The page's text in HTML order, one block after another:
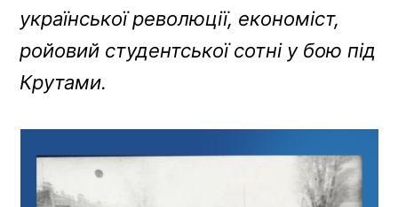
української революції, економіст,
ройовий студентської сотні у бою під
Крутами.